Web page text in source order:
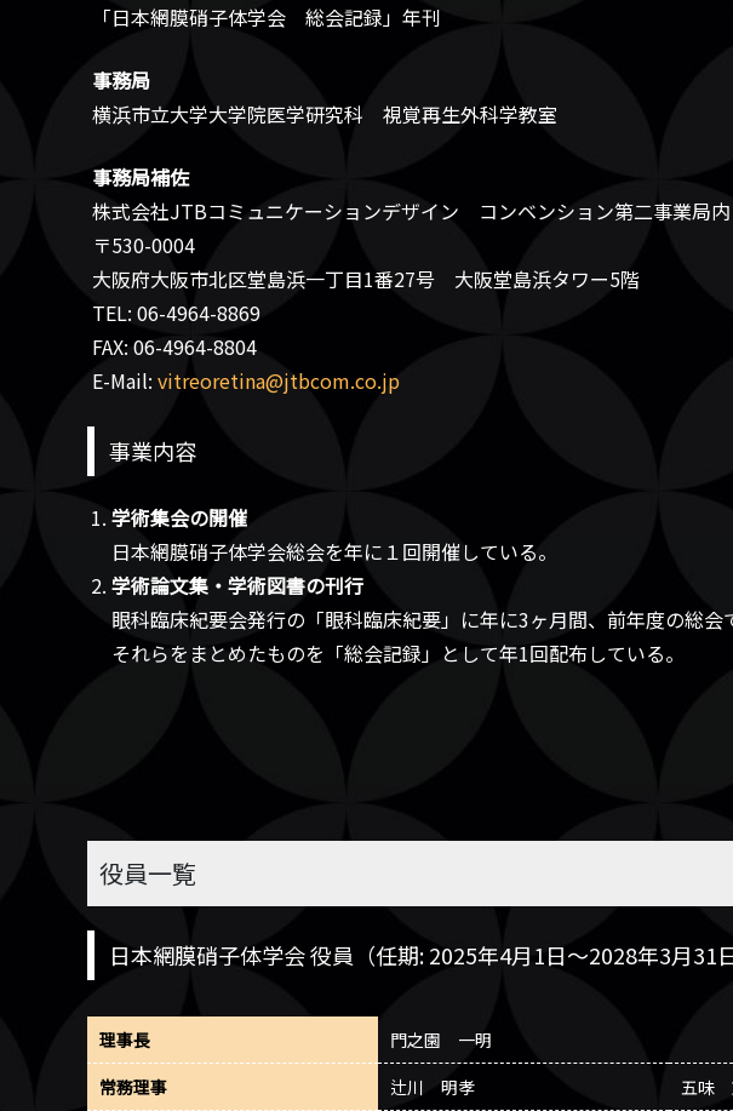
「日本網膜硝子体学会 総会記録」年刊
事務局
横浜市立大学大学院医学研究科 視覚再生外科学教室
事務局補佐
株式会社JTBコミュニケーションデザイン コンベンション第二事業局内
〒530-0004
大阪府大阪市北区堂島浜一丁目1番27号 大阪堂島浜タワー5階
TEL: 06-4964-8869
FAX: 06-4964-8804
E-Mail: vitreoretina@jtbcom.co.jp
事業内容
学術集会の開催
日本網膜硝子体学会総会を年に１回開催している。
学術論文集・学術図書の刊行
眼科臨床紀要会発行の「眼科臨床紀要」に年に3ヶ月間、前年度の総会
それらをまとめたものを「総会記録」として年1回配布している。
役員一覧
日本網膜硝子体学会 役員（任期: 2025年4月1日～2028年3月31日
理事長
門之園 一明
常務理事
辻川 明孝 五味